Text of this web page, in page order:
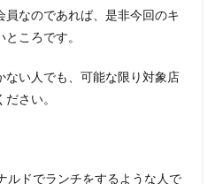
員なのであれば、是非今回のキ
ころです。
ない人でも、可能な限り対象店
さい。
ルドでランチをするような人で